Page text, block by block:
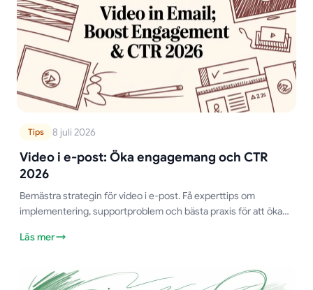
Tips 8 juli 2026
Video i e-post: Öka engagemang och CTR
2026
Bemästra strategin för video i e-post. Få experttips om
implementering, supportproblem och bästa praxis för att öka
Läs mer